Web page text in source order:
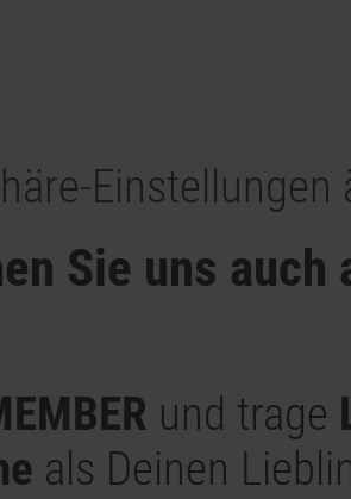
Einstellungen
Sie uns
und trage
als Deinen